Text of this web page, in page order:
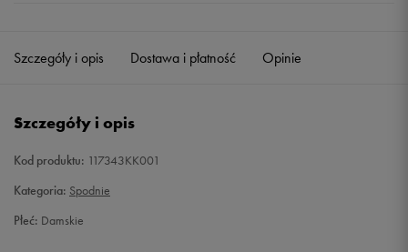
Szczegóły i opis Dostawa i płatność Opinie
Szczegóły i opis
Kod produktu: 117343KK001
Kategoria: Spodnie
Płeć: Damskie